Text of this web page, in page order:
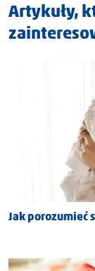
Artykuły,
Jak porozumieć